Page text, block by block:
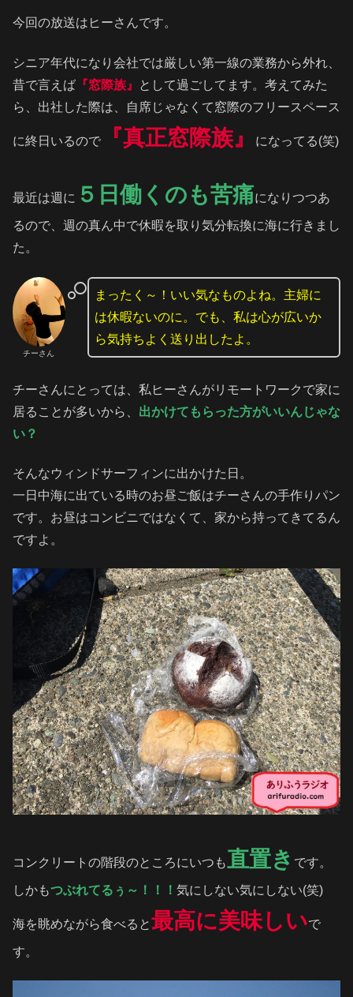
今回の放送はヒーさんです。
シニア年代になり会社では厳しい第一線の業務から外れ、
昔で言えば 『窓際族』
として過ごしてます。考えてみた
ら、出社した際は、自席じゃなくて窓際のフリースペース
に終日いるので 『真正窓際族』 になってる(笑)
最近は週に ５日働くのも苦痛になりつつあ
るので、週の真ん中で休暇を取り気分転換に海に行きまし
た。
チーさん
まったく～！いい気なものよね。主婦に
は休暇ないのに。でも、私は心が広いか
ら気持ちよく送り出したよ。
チーさんにとっては、私ヒーさんがリモートワークで家に
居ることが多いから、 出かけてもらった方がいいんじゃな
い？
そんなウィンドサーフィンに出かけた日。
一日中海に出ている時のお昼ご飯はチーさんの手作りパン
です。お昼はコンビニではなくて、家から持ってきてるん
ですよ。
コンクリートの階段のところにいつも直置き です。
しかもつぶれてるぅ～！！！ 気にしない気にしない(笑)
海を眺めながら食べると最高に美味しいで
す。